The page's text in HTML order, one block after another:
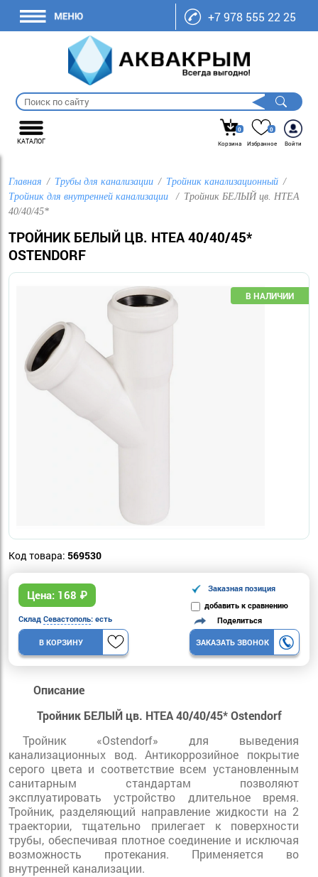
+7 978 555 22 25
КАТАЛОГ
0
Корзина
0
Избранное
Войти
Главная Трубы для канализации
Тройник канализационный
Тройник для внутренней канализации
Тройник БЕЛЫЙ цв. HTEA
40/40/45*
ТРОЙНИК БЕЛЫЙ ЦВ. HTEA 40/40/45*
OSTENDORF
Код товара: 569530
Цена: 168 ₽
Заказная позиция
добавить к сравнению
Склад Севастополь: есть
В КОРЗИНУ
Поделиться
ЗАКАЗАТЬ ЗВОНОК
Описание
Тройник БЕЛЫЙ цв. HTEA 40/40/45* Ostendorf
Тройник «Ostendorf» для выведения
канализационных вод. Антикоррозийное покрытие
серого цвета и соответствие всем установленным
санитарным стандартам позволяют
эксплуатировать устройство длительное время.
Тройник, разделяющий направление жидкости на 2
траектории, тщательно прилегает к поверхности
трубы, обеспечивая плотное соединение и исключая
возможность протекания. Применяется во
внутренней канализации.